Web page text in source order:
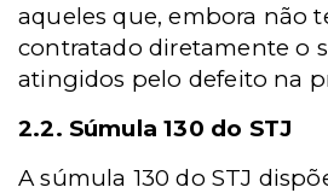
aqueles que, embora não
contratado diretamente o
atingidos pelo defeito na
2.2. Súmula 130 do STJ
A súmula 130 do STJ